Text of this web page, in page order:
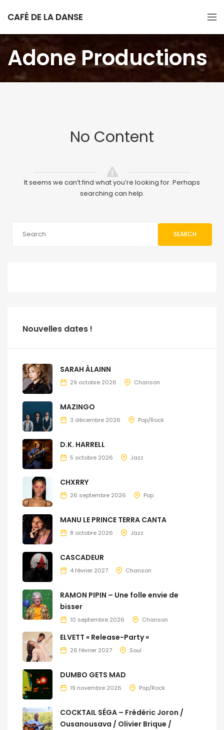
CAFÉ DE LA DANSE
Adone Productions
No Content
It seems we can’t find what you’re looking for. Perhaps
searching can help.
SEARCH
Nouvelles dates !
SARAH ÀLAINN
29 octobre 2026 Chanson
MAZINGO
3 décembre 2026 Pop/Rock
D.K. HARRELL
5 octobre 2026 Jazz
CHXRRY
26 septembre 2026 Pop
MANU LE PRINCE TERRA CANTA
8 octobre 2026 Jazz
CASCADEUR
4 février 2027 Chanson
RAMON PIPIN – Une folle envie de
bisser
10 septembre 2026 Chanson
ELVETT « Release-Party »
26 février 2027 Soul
DUMBO GETS MAD
19 novembre 2026 Pop/Rock
COCKTAIL SÉGA – Frédéric Joron /
Ousanousava / Olivier Brique /